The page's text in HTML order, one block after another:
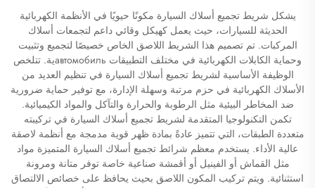
يشكل شريط تجميع أسلاك السيارة مكونًا حيويًا في الأنظمة الكهربائية
الحديثة للسيارات، حيث يعمل كهيكل وقائي داعم لتجمعات أسلاك
المركبات. تم تصميم هذا الشريط اللاصق الخاص خصيصًا لتجميع وتثبيت
وحماية الكابلات الكهربائية في مختلف التطبيقات автомобильية. تتلخص
الوظيفة الأساسية لشريط تجميع أسلاك السيارة في تنظيم العديد من
الأسلاك الكهربائية في حزم مرتبة وسهلة الإدارة، مع توفير حماية ضرورية
ضد المخاطر البيئية مثل الرطوبة والحرارة والتآكل والمواد الكيميائية.
تكمن التكنولوجيا المتقدمة لشريط تجميع أسلاك السيارة في تركيبته
متعددة الطبقات، التي تتميز عادةً بمادة ظهر قوية مدمجة مع أنظمة لاصقة
عالية الأداء. يستخدم معظم شرائط تجميع أسلاك السيارة المتميزة مواد
مثل القماش أو الفينيل أو أقمشة صناعية خاصة توفر متانة ومرونة
استثنائية. ويتم تركيب المكون اللاصق بحيث يحافظ على خصائص الالتصاق